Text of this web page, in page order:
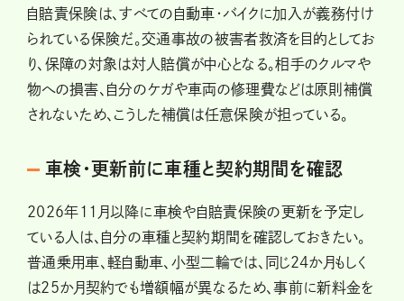
自賠責保険は、すべての自動車・バイクに加入が義務付け
られている保険だ。交通事故の被害者救済を目的としてお
り、保障の対象は対人賠償が中心となる。相手のクルマや
物への損害、自分のケガや車両の修理費などは原則補償
されないため、こうした補償は任意保険が担っている。
車検・更新前に車種と契約期間を確認
2026年11月以降に車検や自賠責保険の更新を予定し
ている人は、自分の車種と契約期間を確認しておきたい。
普通乗用車、軽自動車、小型二輪では、同じ24か月もしく
は25か月契約でも増額幅が異なるため、事前に新料金を